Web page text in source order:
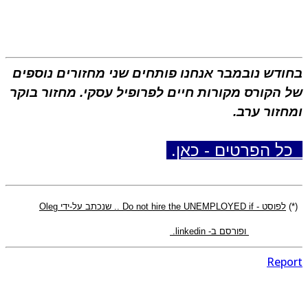
נובמבר אנחנו פותחים שני מחזורים נוספים
הקורס מקורות חיים לפרופיל עסקי. מחזור בוקר
ערב.
הפרטים - כאן.
לפוסט - Do not hire the UNEMPLOYED if .. שנכתב על-ידי Oleg